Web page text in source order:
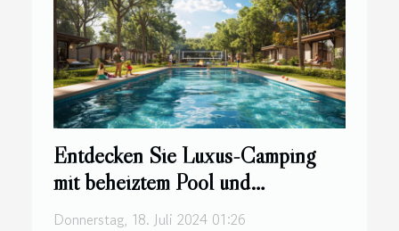
Entdecken Sie Luxus-Camping
mit beheiztem Pool und
Familienunterhaltung
Donnerstag, 18. Juli 2024 01:26